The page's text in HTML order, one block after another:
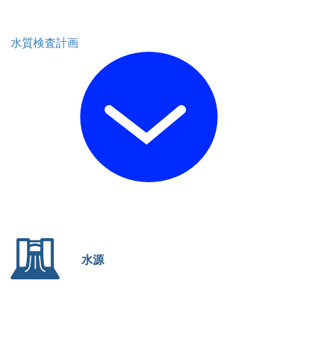
水質検査計画
水源